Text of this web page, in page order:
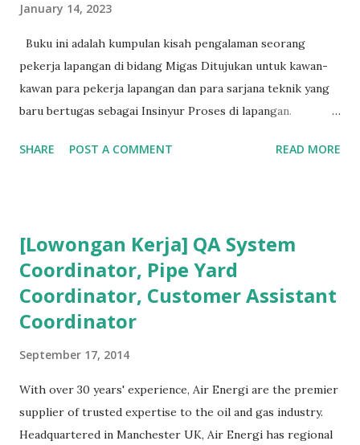
Administrator Milis mengenai HSE. Saya jawab secara
singkat kemudian di-cc-kan ke Moderator KBK HSE dan
QMS untuk penjelasan yang lebih detail. Karena yang
menjawab via japri adalah Moderator KBK, maka tentu
sayang kalau dilewatkan oleh anggota milis semuanya.
keanggotaan Sdr. Andry telah saya setujui sehingga ...
January 14, 2023
Buku ini adalah kumpulan kisah pengalaman seorang
pekerja lapangan di bidang Migas Ditujukan untuk kawan-
kawan para pekerja lapangan dan para sarjana teknik yang
baru bertugas sebagai Insinyur Proses di lapangan.
jurusan Teknik Kimia dan langsung berhadapan dengan
suatu permasalahan dengan cepat, dan terkadang butuh
kecerdikan – yang sanggup menjembatani antara teori
pendidikan tinggi dan dunia nyata (=dunia kerja). Semakin
lama bekerja di front line operation – dalam hal
memahami permasalahan-permasalahan proses berikutnya.
SHARE POST A COMMENT READ MORE
[Lowongan Kerja] QA System
Coordinator, Pipe Yard
Coordinator, Customer Assistant
Coordinator
September 17, 2014
With over 30 years' experience, Air Energi are the premier
supplier of trusted expertise to the oil and gas industry.
Headquartered in Manchester UK, Air Energi has regional